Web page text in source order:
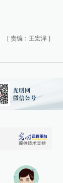
[ 责编：王宏泽 ]